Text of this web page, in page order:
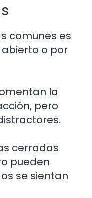
comunes es
o por
la
pero
cerradas
pueden
se sientan